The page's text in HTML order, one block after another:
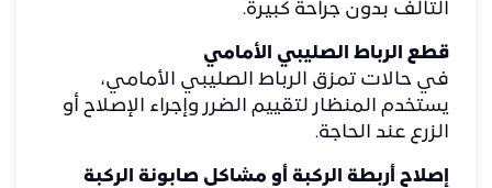
التالف بدون جراحة كبيرة.
قطع الرباط الصليبي الأمامي
في حالات تمزق الرباط الصليبي الأمامي،
يستخدم المنظار لتقييم الضرر وإجراء الإصلاح أو
الزرع عند الحاجة.
إصلاح أربطة الركبة أو مشاكل صابونة الركبة